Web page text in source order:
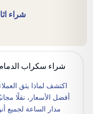
شراء
شراء سكراب الدمام | 10 أسباب لاختيار خدماتنا
اكتشف لماذا يثق
أفضل الأسعار، نقلًا
مدار الساعة لجميع